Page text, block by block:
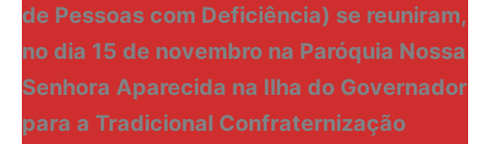
de Pessoas com Deficiência) se reuniram,
no dia 15 de novembro na Paróquia Nossa
Senhora Aparecida na Ilha do Governador
para a Tradicional Confraternização